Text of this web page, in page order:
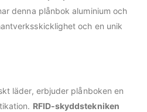
denna plånbok aluminium och
och en unik
läder, erbjuder plånboken en
RFID-skyddstekniken